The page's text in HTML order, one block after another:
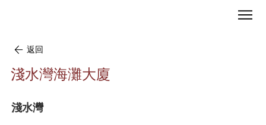
返回
淺水灣海灘大廈
淺水灣